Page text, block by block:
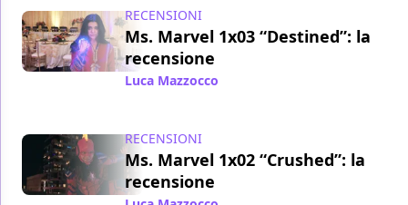
RECENSIONI
Ms. Marvel 1x03 “Destined”: la
recensione
Luca Mazzocco
RECENSIONI
Ms. Marvel 1x02 “Crushed”: la
recensione